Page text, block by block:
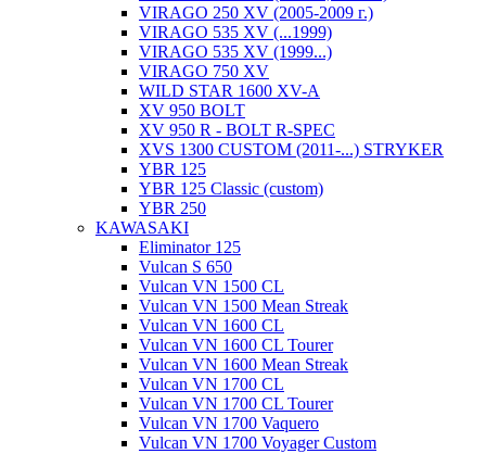
VIRAGO 250 XV (2005-2009 г.)
VIRAGO 535 XV (...1999)
VIRAGO 535 XV (1999...)
VIRAGO 750 XV
WILD STAR 1600 XV-A
XV 950 BOLT
XV 950 R - BOLT R-SPEC
XVS 1300 CUSTOM (2011-...) STRYKER
YBR 125
YBR 125 Classic (custom)
YBR 250
KAWASAKI
Eliminator 125
Vulcan S 650
Vulcan VN 1500 CL
Vulcan VN 1500 Mean Streak
Vulcan VN 1600 CL
Vulcan VN 1600 CL Tourer
Vulcan VN 1600 Mean Streak
Vulcan VN 1700 CL
Vulcan VN 1700 CL Tourer
Vulcan VN 1700 Vaquero
Vulcan VN 1700 Voyager Custom